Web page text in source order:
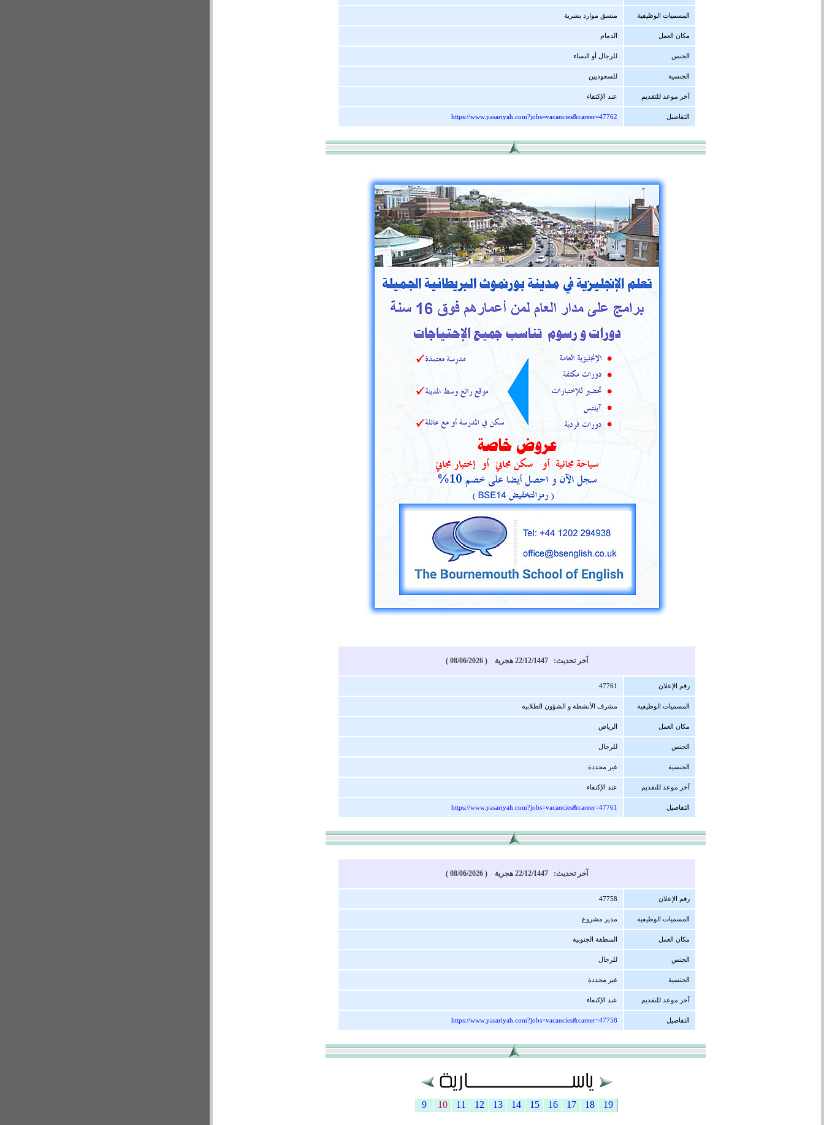
المسميات الوظيفية منسق موارد بشرية
مكان العمل الدمام
الجنس للرجال أو النساء
الجنسية للسعوديين
آخر موعد للتقديم عند الإكتفاء
التفاصيل https://www.yasariyah.com?jobs=vacancies&career=47762
آخر تحديث: 22/12/1447 هجرية ( 08/06/2026 )
رقم الإعلان 47761
المسميات الوظيفية مشرف الأنشطة و الشؤون الطلابية
مكان العمل الرياض
الجنس للرجال
الجنسية غير محددة
آخر موعد للتقديم عند الإكتفاء
التفاصيل https://www.yasariyah.com?jobs=vacancies&career=47761
آخر تحديث: 22/12/1447 هجرية ( 08/06/2026 )
رقم الإعلان 47758
المسميات الوظيفية مدير مشروع
مكان العمل المنطقة الجنوبية
الجنس للرجال
الجنسية غير محددة
آخر موعد للتقديم عند الإكتفاء
التفاصيل https://www.yasariyah.com?jobs=vacancies&career=47758
19
18
17
16
15
14
13
12
11
10
9